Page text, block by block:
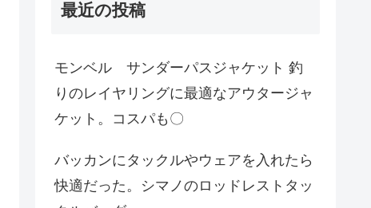
最近の投稿
モンベル サンダーパスジャケット 釣
りのレイヤリングに最適なアウタージャ
ケット。コスパも〇
バッカンにタックルやウェアを入れたら
快適だった。シマノのロッドレストタッ